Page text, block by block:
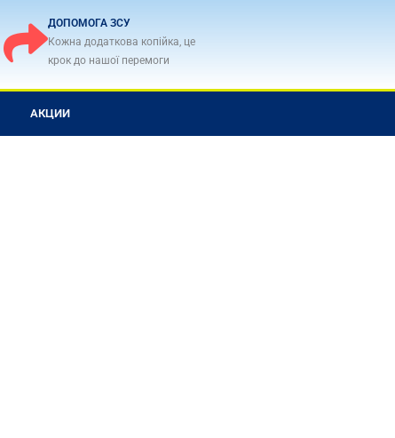
ДОПОМОГА ЗСУ
Кожна додаткова копійка, це
крок до нашої перемоги
АКЦИИ